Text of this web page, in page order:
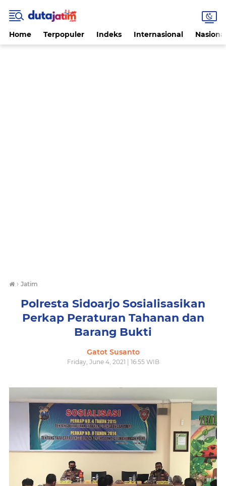
Home Terpopuler Indeks Internasional
› Jatim
Polresta Sidoarjo Sosialisasikan
Perkap Peraturan Tahanan dan
Barang Bukti
Gatot Susanto
Friday, June 4, 2021 | 16:55 WIB